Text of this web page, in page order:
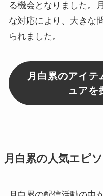
る機会となりました。
な対応により、大きな
られました。
月白累のアイ
ュアを
月白累の人気エピ